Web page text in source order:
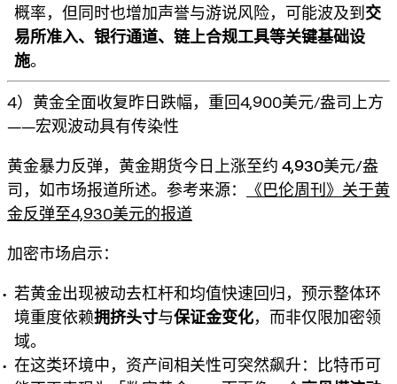
概率，但同时也增加声誉与游说风险，可能波及到 交
易所准入、银行通道、链上合规工具等关键基础设
施。
4）黄金全面收复昨日跌幅，重回4,900美元/盎司上方
——宏观波动具有传染性
黄金暴力反弹，黄金期货今日上涨至约 4,930美元/盎
司 ，如市场报道所述。参考来源：
《巴伦周刊》关于黄
金反弹至4,930美元的报道
加密市场启示：
若黄金出现被动去杠杆和均值快速回归，预示整体环
境重度依赖拥挤头寸与保证金变化，而非仅限加密领
域。
在这类环境中，资产间相关性可突然飙升：比特币可